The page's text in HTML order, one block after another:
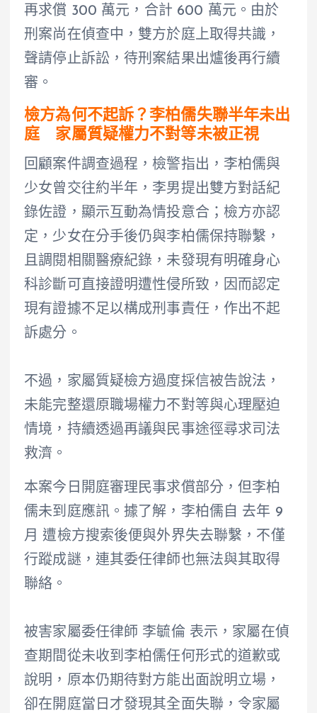
再求償 300 萬元，合計 600 萬元。由於
刑案尚在偵查中，雙方於庭上取得共識，
聲請停止訴訟，待刑案結果出爐後再行續
審。
檢方為何不起訴？李柏儒失聯半年未出
庭 家屬質疑權力不對等未被正視
回顧案件調查過程，檢警指出，李柏儒與
少女曾交往約半年，李男提出雙方對話紀
錄佐證，顯示互動為情投意合；檢方亦認
定，少女在分手後仍與李柏儒保持聯繫，
且調閱相關醫療紀錄，未發現有明確身心
科診斷可直接證明遭性侵所致，因而認定
現有證據不足以構成刑事責任，作出不起
訴處分。
不過，家屬質疑檢方過度採信被告說法，
未能完整還原職場權力不對等與心理壓迫
情境，持續透過再議與民事途徑尋求司法
救濟。
本案今日開庭審理民事求償部分，但李柏
儒未到庭應訊。據了解，李柏儒自 去年 9
月 遭檢方搜索後便與外界失去聯繫，不僅
行蹤成謎，連其委任律師也無法與其取得
聯絡。
被害家屬委任律師 李毓倫 表示，家屬在偵
查期間從未收到李柏儒任何形式的道歉或
說明，原本仍期待對方能出面說明立場，
卻在開庭當日才發現其全面失聯，令家屬